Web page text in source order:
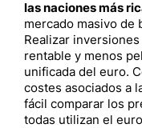
las naciones más
mercado masivo de
Realizar
rentable y menos
unificada del euro.
costes asociados a
fácil comparar los
todas utilizan el